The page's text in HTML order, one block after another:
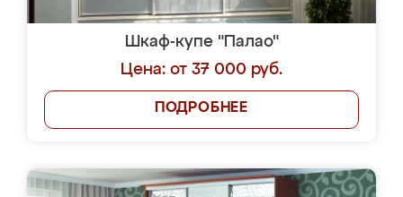
Шкаф-купе "Палао"
Цена: от 37 000 руб.
ПОДРОБНЕЕ